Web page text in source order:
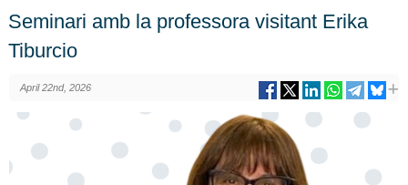
Seminari amb la professora visitant Erika
Tiburcio
April 22nd, 2026